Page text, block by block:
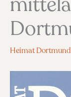
Heimat Dortmund